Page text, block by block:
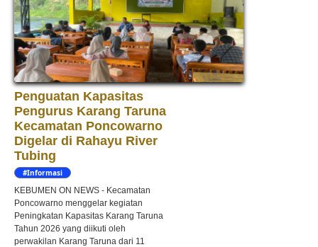
Penguatan Kapasitas
Pengurus Karang Taruna
Kecamatan Poncowarno
Digelar di Rahayu River
Tubing
#Informasi
KEBUMEN ON NEWS - Kecamatan
Poncowarno menggelar kegiatan
Peningkatan Kapasitas Karang Taruna
Tahun 2026 yang diikuti oleh
perwakilan Karang Taruna dari 11